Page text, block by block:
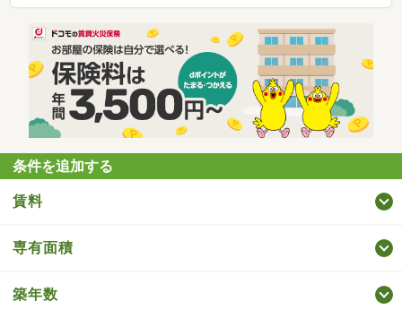
条件を追加する
賃料
専有面積
築年数